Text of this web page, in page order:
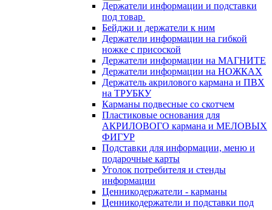
Держатели информации и подставки
под товар
Бейджи и держатели к ним
Держатели информации на гибкой
ножке с присоской
Держатели информации на МАГНИТЕ
Держатели информации на НОЖКАХ
Держатель акрилового кармана и ПВХ
на ТРУБКУ
Карманы подвесные со скотчем
Пластиковые основания для
АКРИЛОВОГО кармана и МЕЛОВЫХ
ФИГУР
Подставки для информации, меню и
подарочные карты
Уголок потребителя и стенды
информации
Ценникодержатели - карманы
Ценникодержатели и подставки под